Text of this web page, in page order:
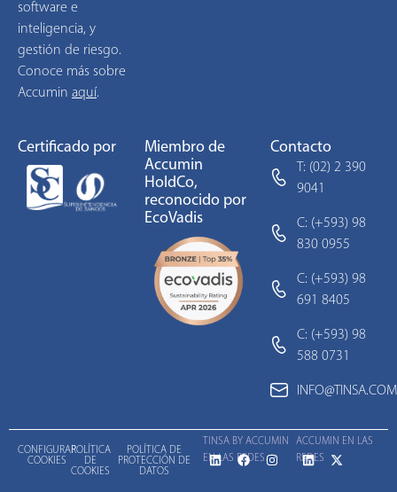
software e
inteligencia, y
gestión de riesgo.
Conoce más sobre
Accumin aquí.
Certificado por
Miembro de
Accumin
HoldCo,
reconocido por
EcoVadis
Contacto
T: (02) 2 390
9041
C: (+593) 98
830 0955
C: (+593) 98
691 8405
C: (+593) 98
588 0731
CONFIGURAR
COOKIES
POLÍTICA
DE
COOKIES
POLÍTICA DE
PROTECCIÓN DE
DATOS
TINSA BY ACCUMIN
EN LAS REDES
ACCUMIN EN LAS
REDES